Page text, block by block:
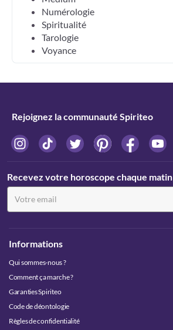
Numérologie
Spiritualité
Tarologie
Voyance
Rejoignez la communauté Spiriteo
Recevez votre horoscope chaque matin
Informations
Qui sommes-nous ?
Comment ça marche ?
Garanties Spiriteo
Code de déontologie
Règles de confidentialité